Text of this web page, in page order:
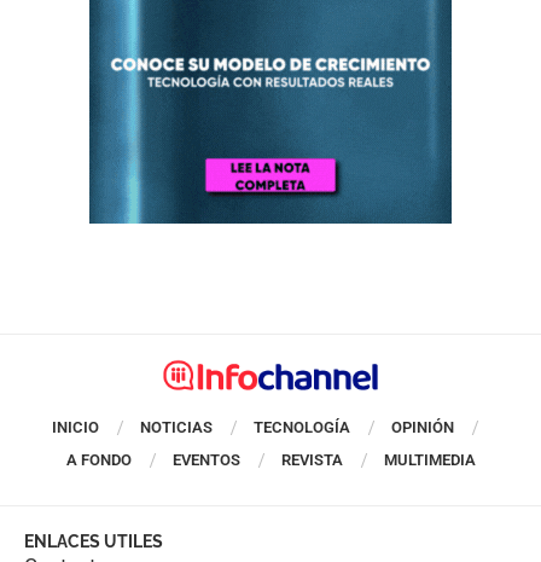
INICIO NOTICIAS TECNOLOGÍA
OPINIÓN
A FONDO
EVENTOS REVISTA MULTIMEDIA
ENLACES UTILES